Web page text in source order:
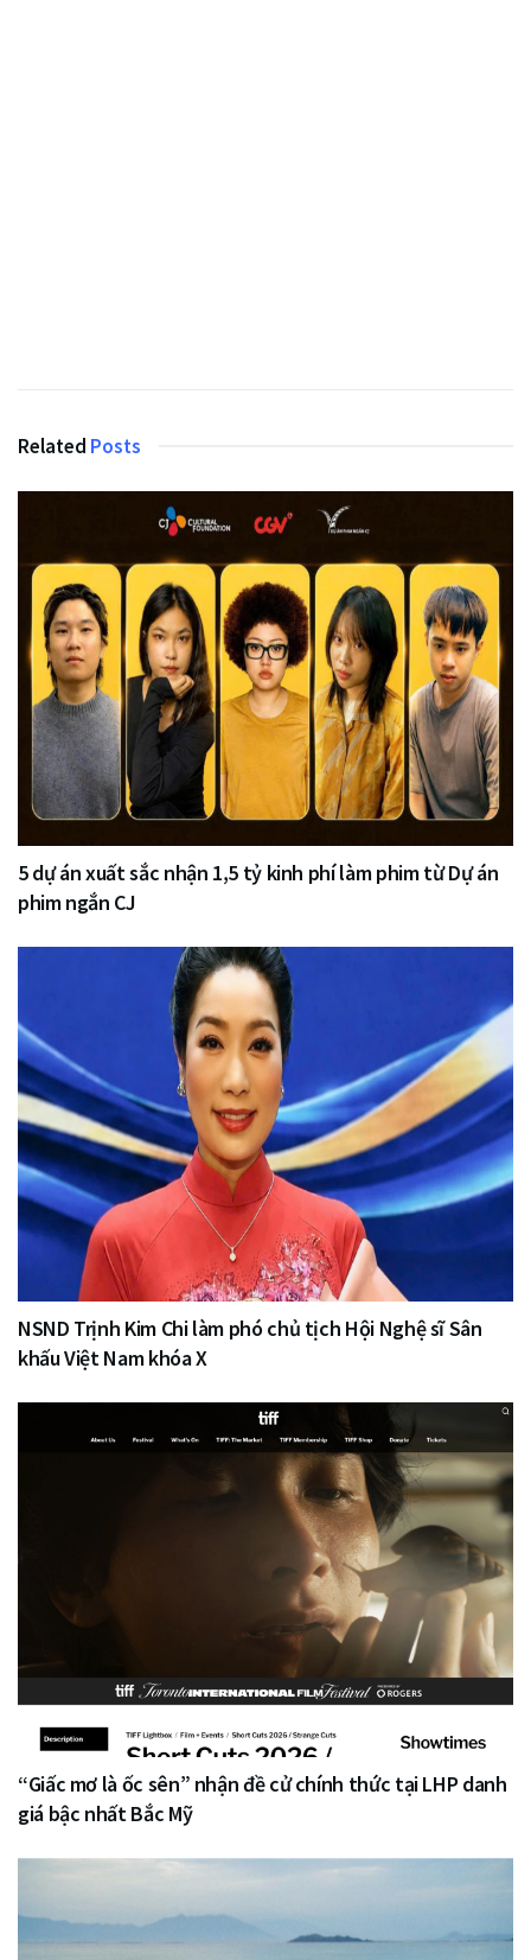
Related Posts
5 dự án xuất sắc nhận 1,5 tỷ kinh phí làm phim từ Dự án
phim ngắn CJ
NSND Trịnh Kim Chi làm phó chủ tịch Hội Nghệ sĩ Sân
khấu Việt Nam khóa X
“Giấc mơ là ốc sên” nhận đề cử chính thức tại LHP danh
giá bậc nhất Bắc Mỹ